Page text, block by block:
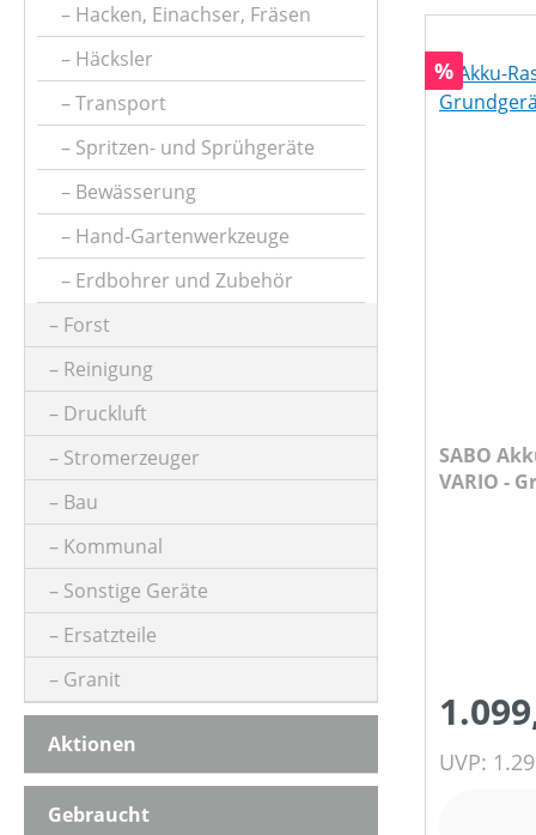
FANGSACKVOLUMEN MAX (IN L)
FARBE (GERÄT)
FASSUNGSVOLUMEN MAX (IN L)
FLÄCHENGRÖSSE - AUSREICHEND FÜR (IN M²)
FLÄCHENLEISTUNG MAX (IN M²)
GEEIGNET FÜR SÄGEKETTEN (IN ")
GEHÄUSEMATERIAL
GESCHWINDIGKEIT MAX (IN KM/H)
GRASFANGSACK
HERSTELLER BEZEICHNUNG
Hacken, Einachser, Fräsen
Häcksler
Transport
Spritzen- und Sprühgeräte
Bewässerung
Hand-Gartenwerkzeuge
Erdbohrer und Zubehör
Forst
Reinigung
Druckluft
Stromerzeuger
Bau
Kommunal
Sonstige Geräte
Ersatzteile
Granit
Aktionen
Gebraucht
Rabatt
%
SABO
VARIO -
UVP: